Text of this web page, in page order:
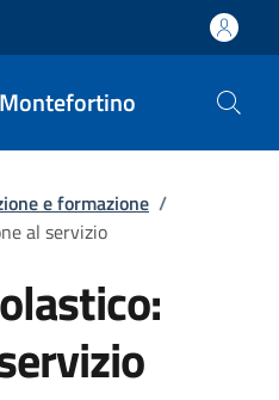
e formazione /
al servizio